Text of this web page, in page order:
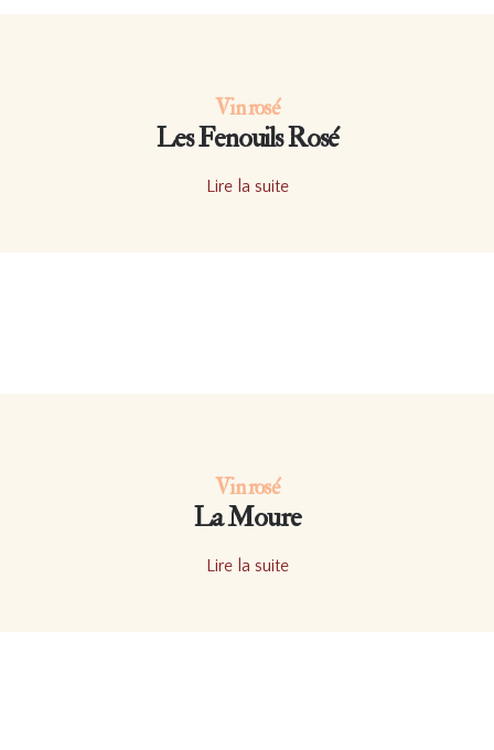
Vin rosé
Les Fenouils Rosé
Lire la suite
Vin rosé
La Moure
Lire la suite